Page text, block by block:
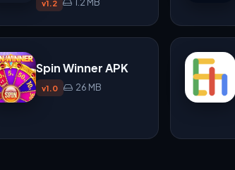
v1.2 1.2 MB
Spin Winner APK
v1.0 26 MB